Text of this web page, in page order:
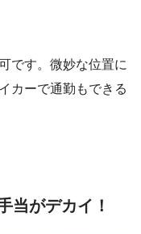
です。微妙な位置に
カーで通勤もできる
当がデカイ！